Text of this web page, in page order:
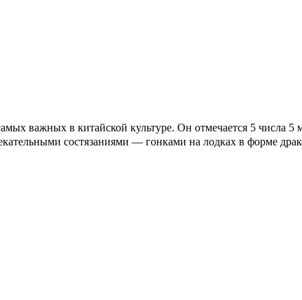
важных в китайской культуре. Он отмечается 5 числа 5
состязаниями — гонками на лодках в форме